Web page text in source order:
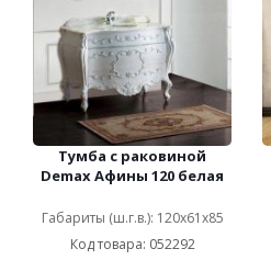
Тумба с раковиной
Demax Афины 120 белая
Габариты (ш.г.в.): 120x61x85
Код товара: 052292